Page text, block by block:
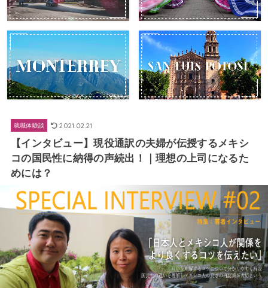
就職体験談 2021.02.21
【インタビュー】現役通訳の夫婦が伝授するメキシ
コの国民性に納得の声続出！｜理想の上司になるた
めには？